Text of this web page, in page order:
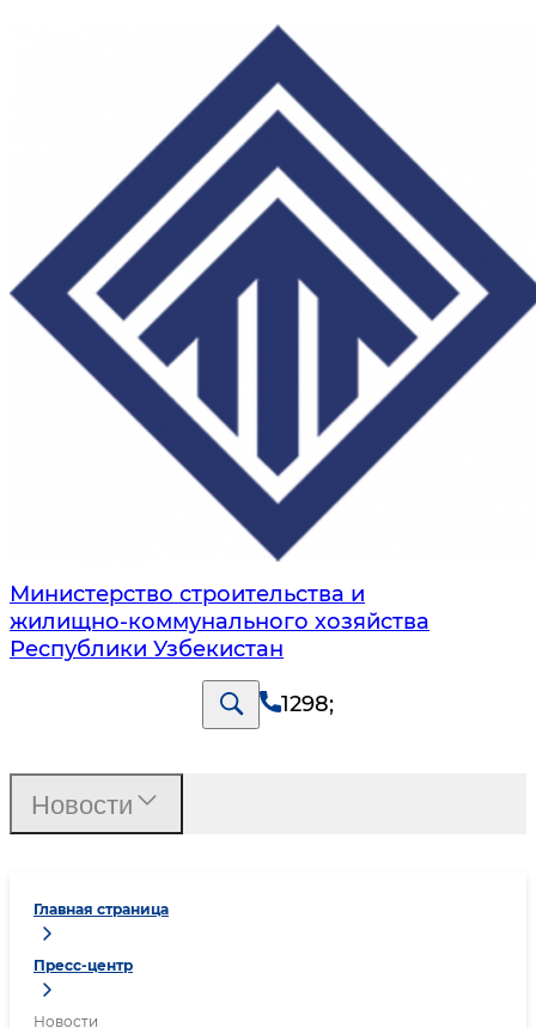
Министерство строительства и
жилищно-коммунального хозяйства
Республики Узбекистан
1298;
Главная страница
Пресс-центр
Новости
Новости